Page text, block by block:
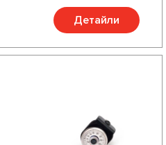
Детайли